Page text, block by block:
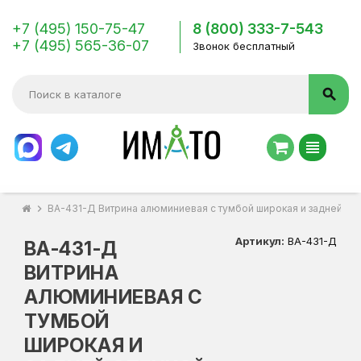
+7 (495) 150-75-47
+7 (495) 565-36-07
8 (800) 333-7-543
Звонок бесплатный
search
view_headline
chevron_right ВА-431-Д Витрина алюминиевая с тумбой широкая и задней
ВА-431-Д
ВИТРИНА
АЛЮМИНИЕВАЯ С
ТУМБОЙ
ШИРОКАЯ И
Артикул: ВА-431-Д